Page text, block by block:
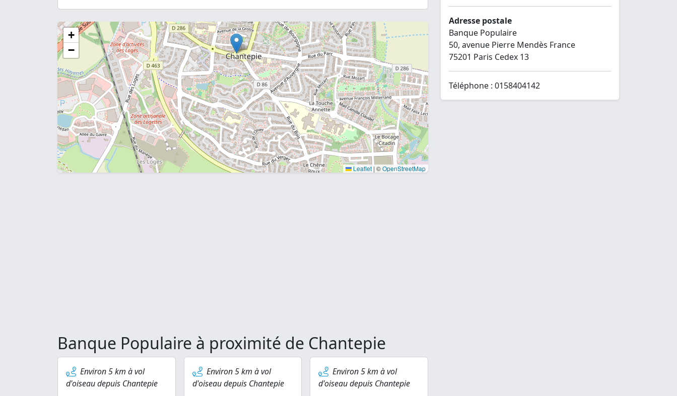
+
−
Leaflet | ©OpenStreetMap
Banque Populaire à proximité de Chantepie
Environ 5 km à vol
d'oiseau depuis Chantepie
Environ 5 km à vol
d'oiseau depuis Chantepie
Environ 5 km à vol
d'oiseau depuis Chantepie
Adresse postale
Banque Populaire
50, avenue Pierre Mendès France
75201 Paris Cedex 13
Téléphone : 0158404142